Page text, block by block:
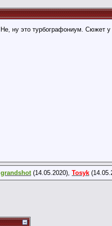
Не, ну это турбографониум. Сюжет
grandshot(14.05.2020), Tosyk